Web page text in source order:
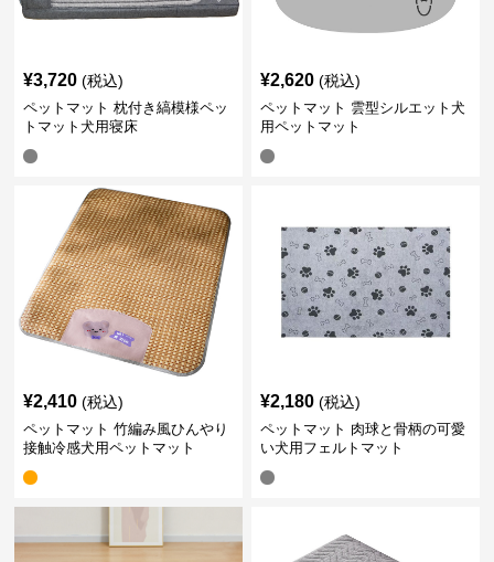
¥3,720 (税込)
ペットマット 枕付き縞模様ペッ
トマット犬用寝床
¥2,620 (税込)
ペットマット 雲型シルエット犬
用ペットマット
¥2,410 (税込)
ペットマット 竹編み風ひんやり
接触冷感犬用ペットマット
¥2,180 (税込)
ペットマット 肉球と骨柄の可愛
い犬用フェルトマット